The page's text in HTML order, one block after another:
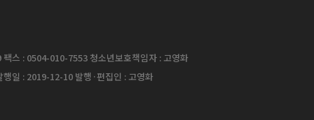
스 : 0504-010-7553 청소년보호책임자 : 고영화
일 : 2019-12-10 발행·편집인 : 고영화